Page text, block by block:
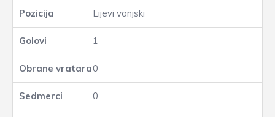
Lijevi vanjski
1
0
0